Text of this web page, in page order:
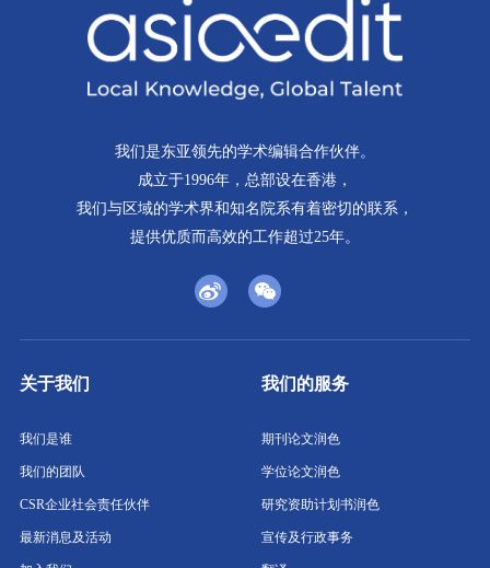
我们是东亚领先的学术编辑合作伙伴。
成立于1996年，总部设在香港，
我们与区域的学术界和知名院系有着密切的联系，
提供优质而高效的工作超过25年。
关于我们
我们是谁
我们的团队
CSR企业社会责任伙伴
最新消息及活动
我们的服务
期刊论文润色
学位论文润色
研究资助计划书润色
宣传及行政事务